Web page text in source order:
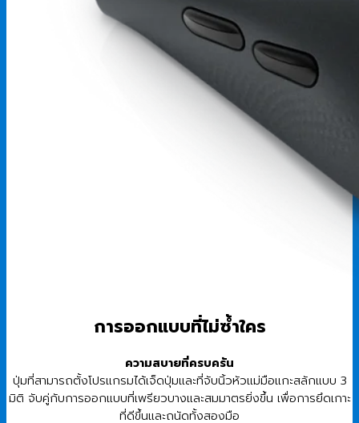
การออกแบบที่ไม่ซ้ำใคร
ความสบายที่ครบครัน
ปุ่มที่สามารถตั้งโปรแกรมได้เจ็ดปุ่มและที่จับนิ้วหัวแม่มือแกะสลักแบบ 3
มิติ จับคู่กับการออกแบบที่เพรียวบางและสมมาตรยิ่งขึ้น เพื่อการยึดเกาะ
ที่ดีขึ้นและถนัดทั้งสองมือ